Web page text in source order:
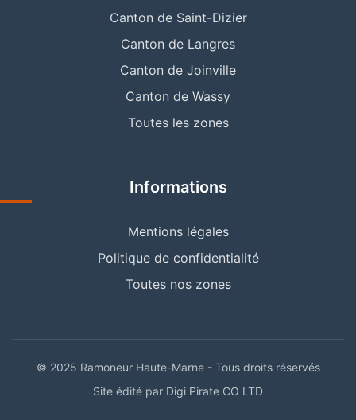
Canton de Saint-Dizier
Canton de Langres
Canton de Joinville
Canton de Wassy
Toutes les zones
Informations
Mentions légales
Politique de confidentialité
Toutes nos zones
© 2025 Ramoneur Haute-Marne - Tous droits réservés
Site édité par Digi Pirate CO LTD